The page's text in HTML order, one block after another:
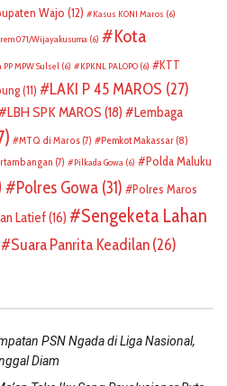
Wajo (12) Kasus KONI Maros (6)
071/Wijayakusuma (6)
Kota
MPW Sulsel (6) KPKNL PALOPO (6)
KTT
(11) LAKI P 45 MAROS (27)
LBH SPK MAROS (18)
Lembaga
MTQ di Maros (7) Pemkot Makassar (8)
(7) Pilkada Gowa (6)
Polda Maluku
Polres Gowa (31)
Polres Maros
Latief(16)
Sengeketa Lahan
Suara Panrita Keadilan(26)
PSN Ngada di Liga Nasional,
Diam